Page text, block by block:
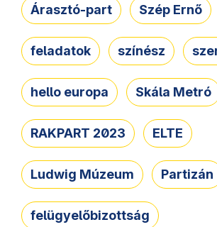
Árasztó-part Szép Ernő
feladatok színész
hello europa Skála Metró
RAKPART 2023 ELTE
Ludwig Múzeum Partizán
felügyelőbizottság